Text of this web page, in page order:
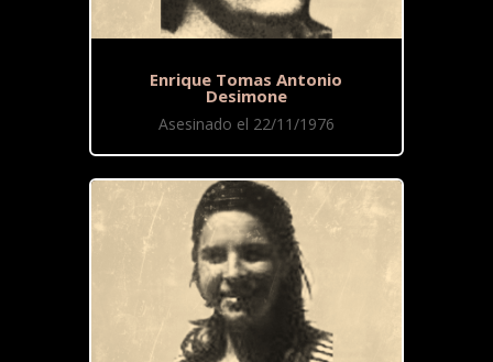
Enrique Tomas Antonio
Desimone
Asesinado el 22/11/1976